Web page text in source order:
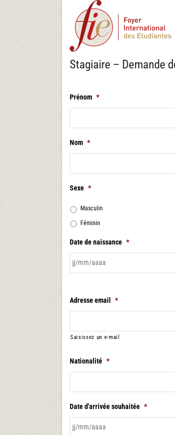
Stagiaire – Demande
Prénom *
Nom *
Sexe *
Masculin
Féminin
Date de naissance *
Adresse email *
Saisissez un e-mail
Nationalité *
Date d'arrivée souhaitée *